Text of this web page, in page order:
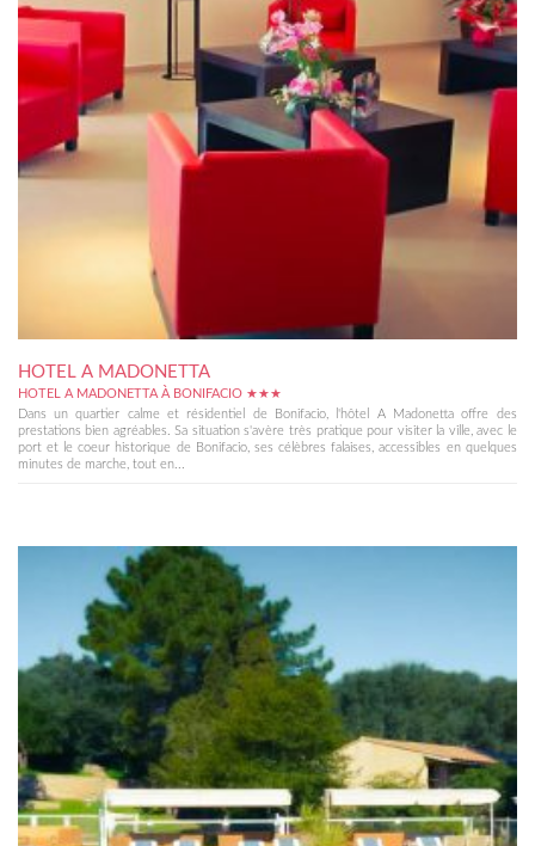
HOTEL A MADONETTA
HOTEL A MADONETTA À BONIFACIO ★★★
Dans un quartier calme et résidentiel de Bonifacio, l'hôtel A Madonetta offre des
prestations bien agréables. Sa situation s'avère très pratique pour visiter la ville, avec le
port et le coeur historique de Bonifacio, ses célèbres falaises, accessibles en quelques
minutes de marche, tout en...